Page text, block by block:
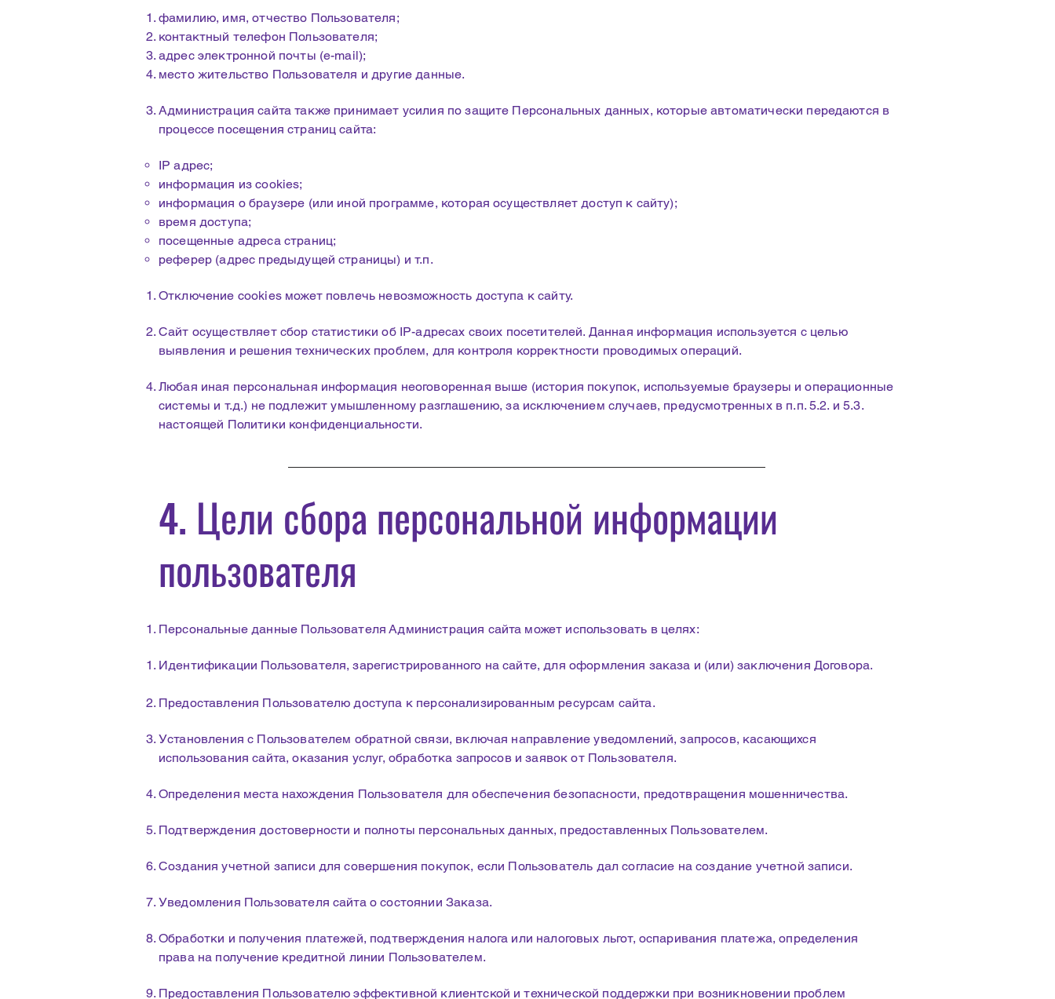
фамилию, имя, отчество Пользователя;​
контактный телефон Пользователя;
адрес электронной почты (e-mail);
место жительство Пользователя и другие данные.
Администрация сайта также принимает усилия по защите Персональных данных, которые автоматически передаются в
процессе посещения страниц сайта:
IP адрес;​
информация из cookies;
информация о браузере (или иной программе, которая осуществляет доступ к сайту);
время доступа;
посещенные адреса страниц;
реферер (адрес предыдущей страницы) и т.п.
Отключение cookies может повлечь невозможность доступа к сайту.​
Сайт осуществляет сбор статистики об IP-адресах своих посетителей. Данная информация используется с целью
выявления и решения технических проблем, для контроля корректности проводимых операций.
Любая иная персональная информация неоговоренная выше (история покупок, используемые браузеры и операционные
системы и т.д.) не подлежит умышленному разглашению, за исключением случаев, предусмотренных в п.п. 5.2. и 5.3.
настоящей Политики конфиденциальности.
4. Цели сбора персональной информации
пользователя
Персональные данные Пользователя Администрация сайта может использовать в целях:
Идентификации Пользователя, зарегистрированного на сайте, для оформления заказа и (или) заключения Договора.
Предоставления Пользователю доступа к персонализированным ресурсам сайта.
Установления с Пользователем обратной связи, включая направление уведомлений, запросов, касающихся
использования сайта, оказания услуг, обработка запросов и заявок от Пользователя.
Определения места нахождения Пользователя для обеспечения безопасности, предотвращения мошенничества.
Подтверждения достоверности и полноты персональных данных, предоставленных Пользователем.
Создания учетной записи для совершения покупок, если Пользователь дал согласие на создание учетной записи.
Уведомления Пользователя сайта о состоянии Заказа.
Обработки и получения платежей, подтверждения налога или налоговых льгот, оспаривания платежа, определения
права на получение кредитной линии Пользователем.
Предоставления Пользователю эффективной клиентской и технической поддержки при возникновении проблем